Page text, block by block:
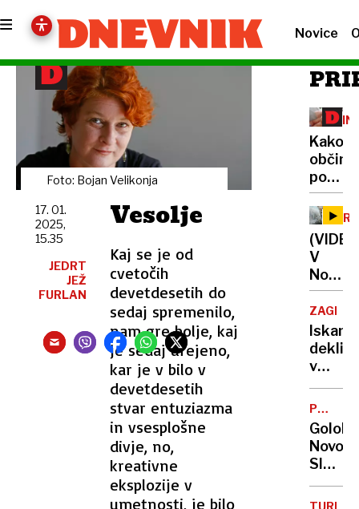
Novice
Foto: Bojan Velikonja
Vesolje
Kaj se je od
cvetočih
devetdesetih do
sedaj spremenilo,
nam gre bolje, kaj
je sedaj urejeno,
kar je v bilo v
devetdesetih
stvar entuziazma
in vsesplošne
divje, no,
kreativne
eksplozije v
umetnosti, je bilo
17. 01.
2025,
15.35
JEDRT
JEŽ
FURLAN
Kako
občine
in
kje
so
najbolj
V
Novem
Sadu
z
nožem
nad
ZAGREB
Iskanje
v
Savi:
mama
v
pripor,
na
se je
GLAS
Novo
pred